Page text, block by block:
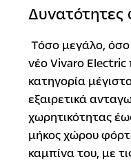
Τόσο μεγάλο, όσο
νέο Vivaro
κατηγορία
εξαιρετικά
χωρητικότητας
μήκος χώρου
καμπίνα του, με